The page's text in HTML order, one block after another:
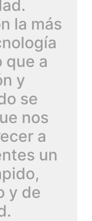
la más
que a
y
se
nos
a
un
y de